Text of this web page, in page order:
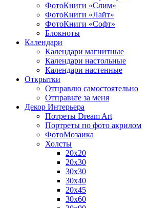
ФотоКниги «Слим»
ФотоКниги «Лайт»
ФотоКниги «Софт»
Блокноты
Календари
Календари магнитные
Календари настольные
Календари настенные
Открытки
Отправлю самостоятельно
Отправьте за меня
Декор Интерьера
Потреты Dream Art
Портреты по фото акрилом
ФотоМозаика
Холсты
20х20
20х30
30х30
30х40
20х45
30х60